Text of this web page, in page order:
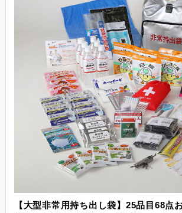
【大型非常用持ち出し袋】25品目68点